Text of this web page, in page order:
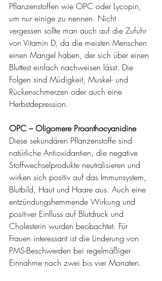
Pflanzenstoffen wie OPC oder Lycopin,
um nur einige zu nennen. Nicht
vergessen sollte man auch auf die Zufuhr
von Vitamin D, da die meisten Menschen
einen Mangel haben, der sich über einen
Bluttest einfach nachweisen lässt. Die
Folgen sind Müdigkeit, Muskel- und
Rückenschmerzen oder auch eine
Herbstdepression.
OPC – Oligomere Proanthocyanidine
Diese sekundären Pflanzenstoffe sind
natürliche Antioxidantien, die negative
Stoffwechselprodukte neutralisieren und
wirken sich positiv auf das Immunsystem,
Blutbild, Haut und Haare aus. Auch eine
entzündungshemmende Wirkung und
positiver Einfluss auf Blutdruck und
Cholesterin wurden beobachtet. Für
Frauen interessant ist die Linderung von
PMS-Beschwerden bei regelmäßiger
Einnahme nach zwei bis vier Monaten.